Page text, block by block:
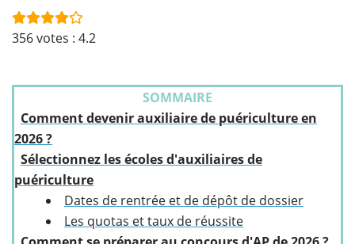
356votes : 4.2
SOMMAIRE
Comment devenir auxiliaire de puériculture en
2026 ?
Sélectionnez les écoles d'auxiliaires de
puériculture
Dates de rentrée et de dépôt de dossier
Les quotas et taux de réussite